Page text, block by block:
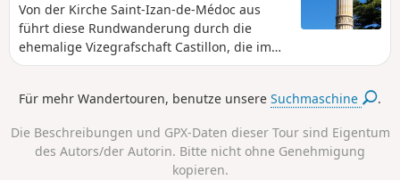
Von der Kirche Saint-Izan-de-Médoc aus
führt diese Rundwanderung durch die
ehemalige Vizegrafschaft Castillon, die im
Mittelalter das Privileg und das Exklusivrecht
England hatte. Auf dieser Wanderung
dieses Teils des Médoc genießen.
Für mehr Wandertouren, benutze unsereSuchmaschine .
Die Beschreibungen und GPX-Daten dieser Tour sind Eigentum
des Autors/der Autorin. Bitte nicht ohne Genehmigung
kopieren.